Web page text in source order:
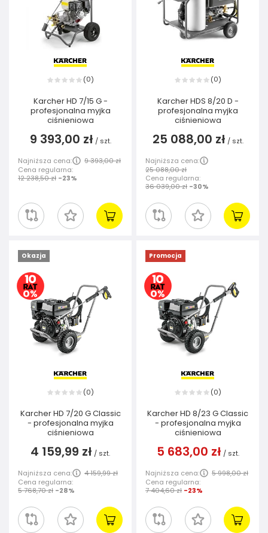
(0)
Karcher HD 7/15 G -
profesjonalna myjka
ciśnieniowa
9 393,00 zł / szt.
Najniższa cena:
9 393,00 zł
Cena regularna:
12 238,50 zł -23%
(0)
Karcher HDS 8/20 D -
profesjonalna myjka
ciśnieniowa
25 088,00 zł / szt.
Najniższa cena:
25 088,00 zł
Cena regularna:
36 039,00 zł -30%
Okazja
(0)
Karcher HD 7/20 G Classic
- profesjonalna myjka
ciśnieniowa
4 159,99 zł / szt.
Najniższa cena:
4 159,99 zł
Cena regularna:
5 768,70 zł -28%
Promocja
(0)
Karcher HD 8/23 G Classic
- profesjonalna myjka
ciśnieniowa
5 683,00 zł / szt.
Najniższa cena:
5 998,00 zł
Cena regularna:
7 404,60 zł -23%